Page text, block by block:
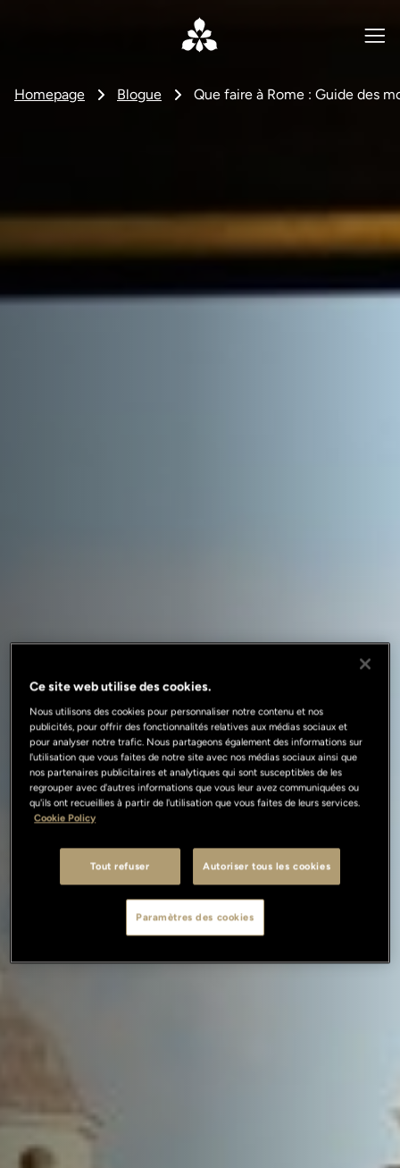
Homepage Blogue Que faire à Rome : Guide des
Ce site web utilise des cookies.
Nous utilisons des cookies pour personnaliser notre contenu et nos
publicités, pour offrir des fonctionnalités relatives aux médias sociaux et
pour analyser notre trafic. Nous partageons également des informations sur
l'utilisation que vous faites de notre site avec nos médias sociaux ainsi que
nos partenaires publicitaires et analytiques qui sont susceptibles de les
regrouper avec d'autres informations que vous leur avez communiquées ou
qu'ils ont recueillies à partir de l'utilisation que vous faites de leurs services.
Cookie Policy
Tout refuser Autoriser tous les cookies
Paramètres des cookies